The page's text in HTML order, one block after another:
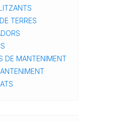
TERRES
DE MANTENIMENT